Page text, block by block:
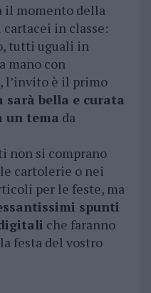
il momento della
in classe:
tutti uguali in
mano con
l’invito è il primo
sarà bella e curata
un tema da
non si comprano
cartolerie o nei
per le feste, ma
spunti
che faranno
festa del vostro